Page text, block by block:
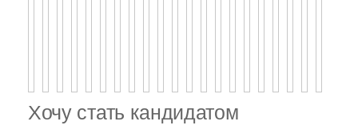
Хочу стать кандидатом